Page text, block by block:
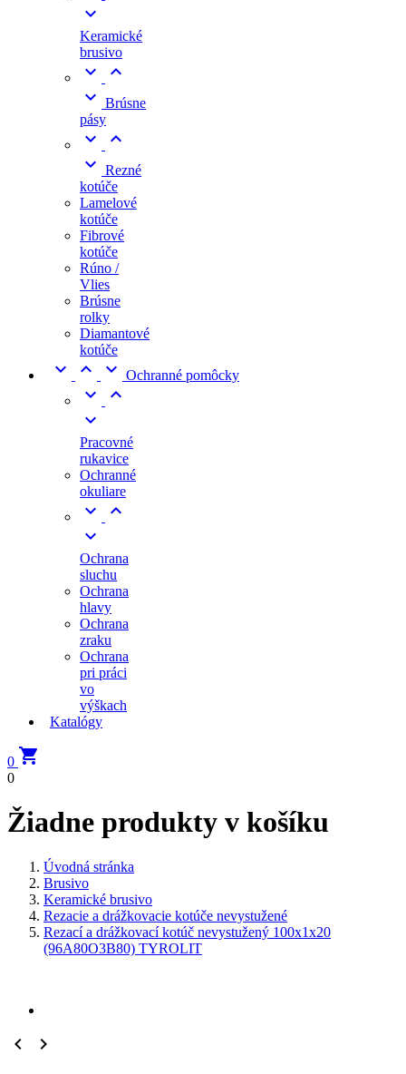

Keramické
brusivo


 Brúsne
pásy


 Rezné
kotúče
Lamelové
kotúče
Fibrové
kotúče
Rúno /
Vlies
Brúsne
rolky
Diamantové
kotúče
   Ochranné pomôcky



Pracovné
rukavice
Ochranné
okuliare



Ochrana
sluchu
Ochrana
hlavy
Ochrana
zraku
Ochrana
pri práci
vo
výškach
Katalógy
0 
0
Žiadne produkty v košíku
Úvodná stránka
Brusivo
Keramické brusivo
Rezacie a drážkovacie kotúče nevystužené
Rezací a drážkovací kotúč nevystužený 100x1x20
(96A80O3B80) TYROLIT
 